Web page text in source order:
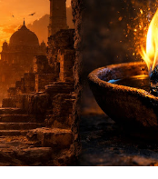
एक तरफ समय के मारे थे | महा-समर
के रथ को केशव स्वयं हाँक रहे थे जी
माधव ने अर्जुन को देखा, अर्जुन